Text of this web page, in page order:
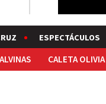
ESPECTÁCULOS
CALETA OLIVIA